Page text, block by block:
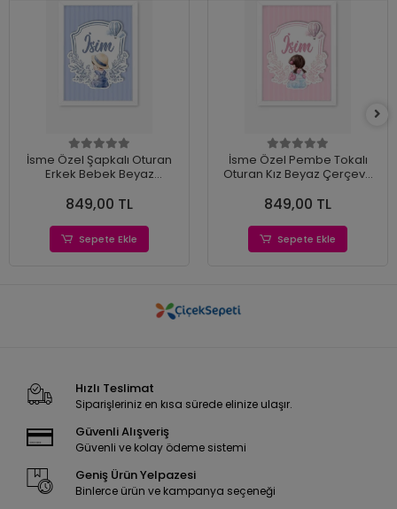
İsme Özel Şapkalı Oturan
Erkek Bebek Beyaz
Hastane Odası Kapı Süsü,
849,00 TL
Sepete Ekle
İsme Özel Pembe Tokalı
Oturan Kız Beyaz Çerçeve
Odası Kapı Süsü, Çocuk
849,00 TL
Sepete Ekle
Hızlı Teslimat
Siparişleriniz en kısa sürede elinize ulaşır.
Güvenli Alışveriş
Güvenli ve kolay ödeme sistemi
Geniş Ürün Yelpazesi
Binlerce ürün ve kampanya seçeneği